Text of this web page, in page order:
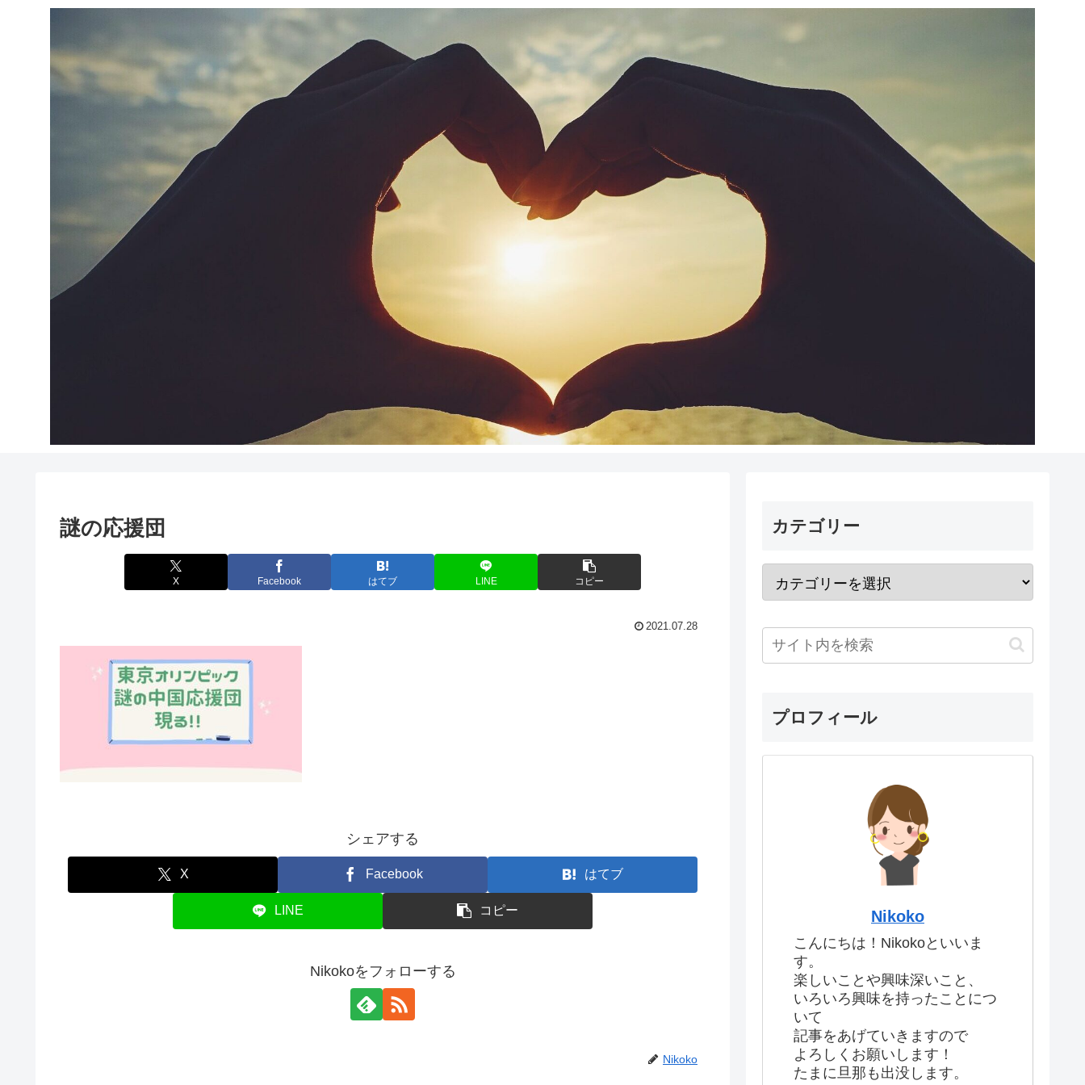
謎の応援団
X Facebook はてブ LINE コピー
2021.07.28
シェアする
X Facebook はてブ
LINE コピー
Nikokoをフォローする
Nikoko
カテゴリー
プロフィール
Nikoko
こんにちは！Nikokoといいま
す。
楽しいことや興味深いこと、
いろいろ興味を持ったことにつ
いて
記事をあげていきますので
よろしくお願いします！
たまに旦那も出没します。